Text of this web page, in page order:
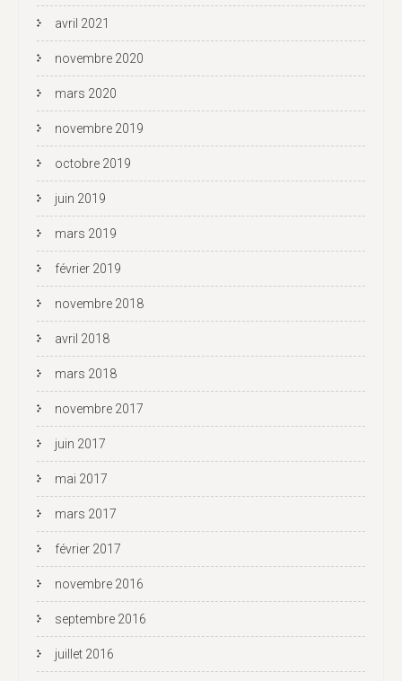
avril 2021
novembre 2020
mars 2020
novembre 2019
octobre 2019
juin 2019
mars 2019
février 2019
novembre 2018
avril 2018
mars 2018
novembre 2017
juin 2017
mai 2017
mars 2017
février 2017
novembre 2016
septembre 2016
juillet 2016